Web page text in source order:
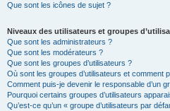
Que sont les icônes de sujet ?
Niveaux des utilisateurs et groupes
Que sont les administrateurs ?
Que sont les modérateurs ?
Que sont les groupes d’utilisateurs ?
Où sont les groupes d’utilisateurs et comment
Comment puis-je devenir le responsable d’un
Pourquoi certains groupes d’utilisateurs
Qu’est-ce qu’un « groupe d’utilisateurs par